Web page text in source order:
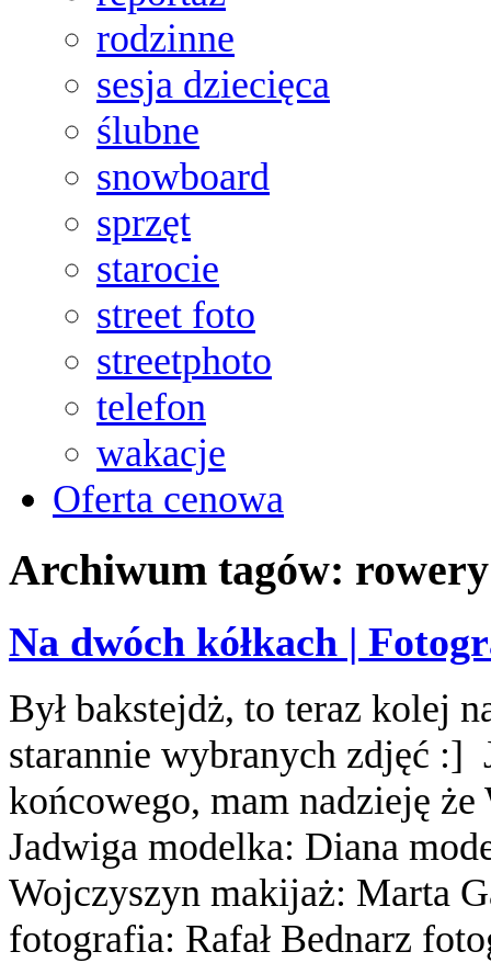
rodzinne
sesja dziecięca
ślubne
snowboard
sprzęt
starocie
street foto
streetphoto
telefon
wakacje
Oferta cenowa
Archiwum tagów: rowery
Na dwóch kółkach |
Był bakstejdż, to teraz kolej
starannie wybranych zdjęć :]
końcowego, mam nadzieję
Jadwiga modelka: Diana
Wojczyszyn makijaż: Marta
fotografia: Rafał Bednarz